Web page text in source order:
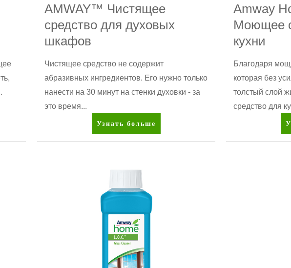
AMWAY™ Чистящее
средство для духовых
шкафов
Чистящее средство не содержит
абразивных ингредиентов. Его нужно только
нанести на 30 минут на стенки духовки - за
это время...
AMWAY™
Чистящее
шкафов
Узнать больше
Amway
Моющее
кухни
Благодаря
которая без
толстый слой
средство для